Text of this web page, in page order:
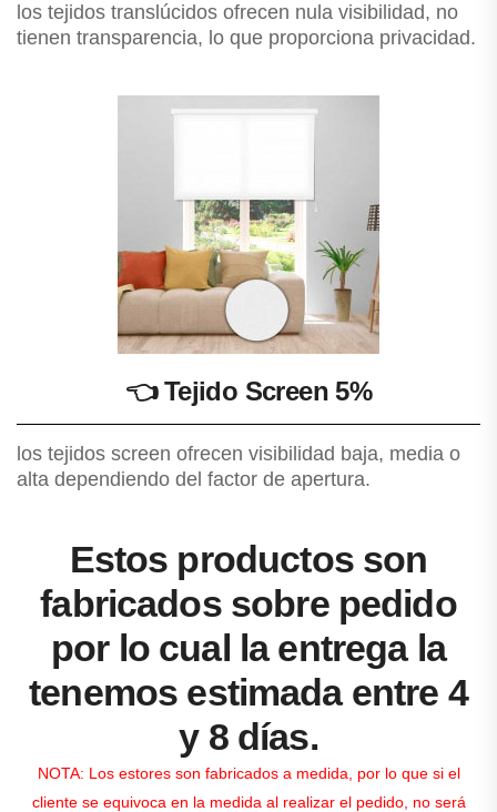
los tejidos translúcidos ofrecen nula visibilidad, no
tienen transparencia, lo que proporciona privacidad.
👈Tejido Screen 5%
los tejidos screen ofrecen visibilidad baja, media o
alta dependiendo del factor de apertura.
Estos productos son
fabricados sobre pedido
por lo cual la entrega la
tenemos estimada entre 4
y 8 días.
NOTA: Los estores son fabricados a medida, por lo que si el
cliente se equivoca en la medida al realizar el pedido, no será